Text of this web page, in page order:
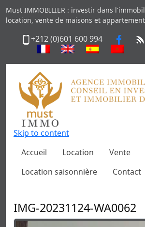
Must IMMOBILIER : investir dans
location, vente de maisons et
+212 (0)601 600 994
Skip to content
Accueil
Location
Vente
Location saisonnière
Contact
IMG-20231124-WA0062